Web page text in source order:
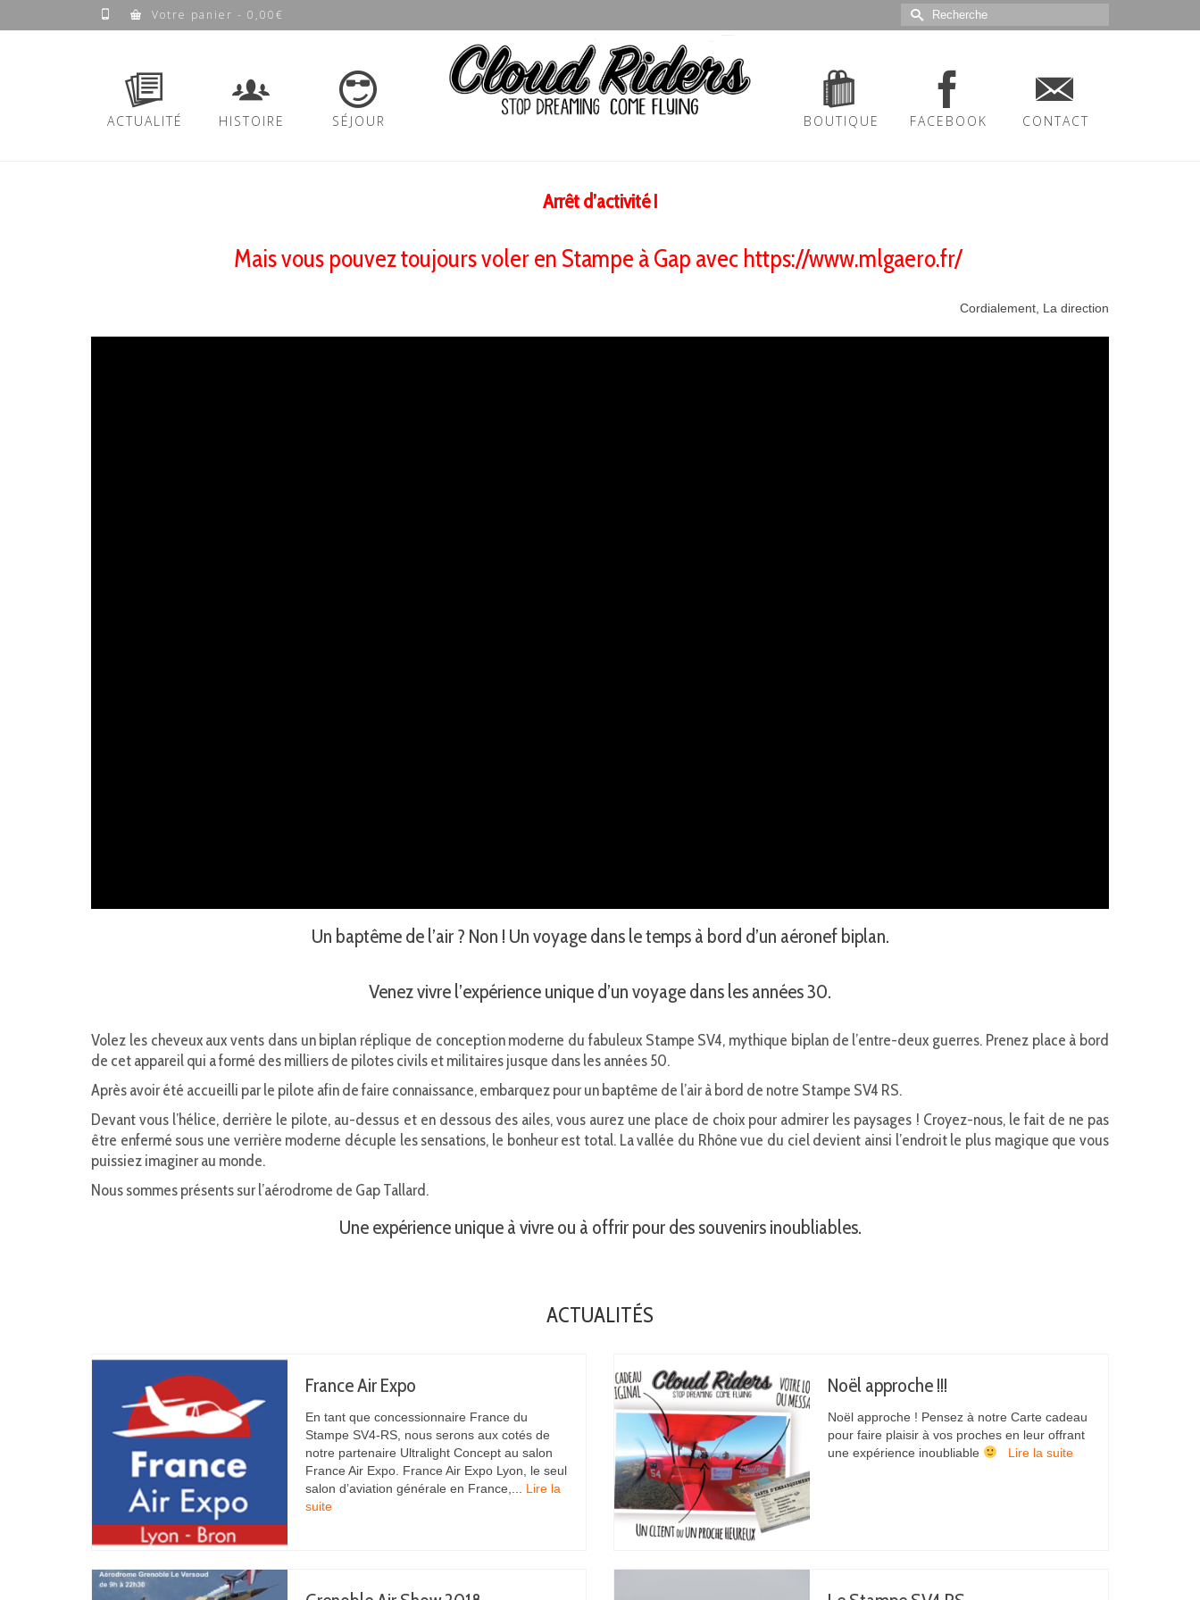
Votre panier - 0,00€ Rechercher :
ACTUALITÉ HISTOIRE SÉJOUR BOUTIQUE FACEBOOK CONTACT
Arrêt d’activité !
Mais vous pouvez toujours voler en Stampe à Gap avec https://www.mlgaero.fr/
Cordialement, La direction
Un baptême de l’air ? Non ! Un voyage dans le temps à bord d’un aéronef biplan.
Venez vivre l’expérience unique d’un voyage dans les années 30.
Volez les cheveux aux vents dans un biplan réplique de conception moderne du fabuleux Stampe SV4, mythique biplan de l’entre-deux guerres. Prenez place à bord
de cet appareil qui a formé des milliers de pilotes civils et militaires jusque dans les années 50.
Après avoir été accueilli par le pilote afin de faire connaissance, embarquez pour un baptême de l’air à bord de notre Stampe SV4 RS.
Devant vous l’hélice, derrière le pilote, au-dessus et en dessous des ailes, vous aurez une place de choix pour admirer les paysages ! Croyez-nous, le fait de ne pas
être enfermé sous une verrière moderne décuple les sensations, le bonheur est total. La vallée du Rhône vue du ciel devient ainsi l’endroit le plus magique que vous
puissiez imaginer au monde.
Nous sommes présents sur l’aérodrome de Gap Tallard.
Une expérience unique à vivre ou à offrir pour des souvenirs inoubliables.
ACTUALITÉS
France Air Expo
En tant que concessionnaire France du
Stampe SV4-RS, nous serons aux cotés de
notre partenaire Ultralight Concept au salon
France Air Expo. France Air Expo Lyon, le seul
salon d’aviation générale en France,... Lire la
suite
Noël approche !!!
Noël approche ! Pensez à notre Carte cadeau
pour faire plaisir à vos proches en leur offrant
une expérience inoubliable
Lire la suite